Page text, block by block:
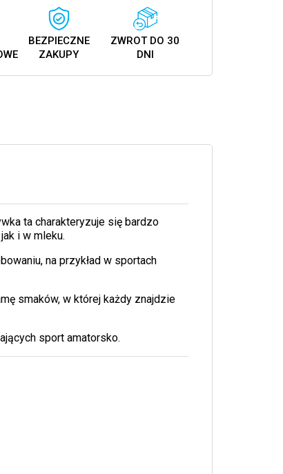
BEZPIECZNE
ZAKUPY
ZWROT DO 30
DNI
ta charakteryzuje się bardzo
i w mleku.
na przykład w sportach
smaków, w której każdy znajdzie
sport amatorsko.